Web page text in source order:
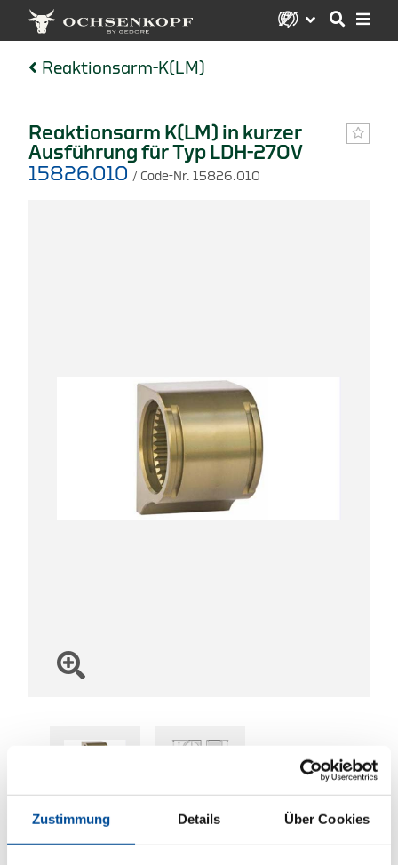
Zustimmung Details Über Cookies
Reaktionsarm-K(LM)
Reaktionsarm K(LM) in kurzer
Ausführung für Typ LDH-270V
15826.010 / Code-Nr. 15826.010
Preis auf Anfrage